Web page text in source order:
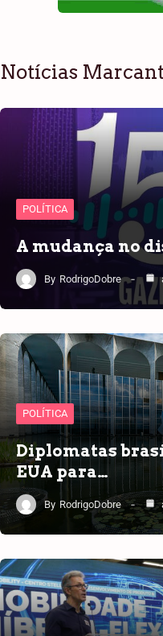
Notícias
POLÍTICA
A mudança no
By RodrigoDobre
POLÍTICA
Diplomatas
EUA para…
By RodrigoDobre